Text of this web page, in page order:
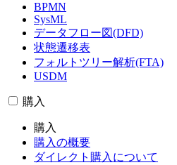
BPMN
SysML
データフロー図(DFD)
状態遷移表
フォルトツリー解析(FTA)
USDM
購入
購入
購入の概要
ダイレクト購入について